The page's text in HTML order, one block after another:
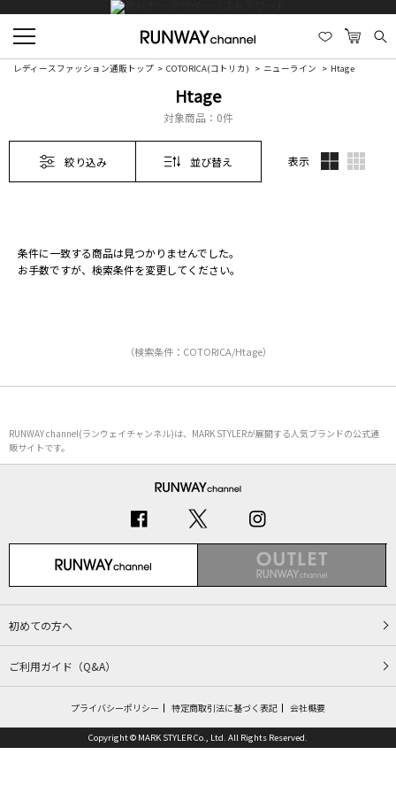
レディースファッション通販トップ COTORICA(コトリカ) ニューライン Htage
Htage
対象商品： 0件
絞り込み 並び替え 表示
条件に一致する商品は見つかりませんでした。
お手数ですが、検索条件を変更してください。
（検索条件：COTORICA/Htage）
RUNWAY channel(ランウェイチャンネル)は、MARK STYLERが展開する人気ブランドの公式通
販サイトです。
初めての方へ
ご利用ガイド（Q&A）
プライバシーポリシー 特定商取引法に基づく表記 会社概要
Copyright © MARK STYLER Co., Ltd. All Rights Reserved.